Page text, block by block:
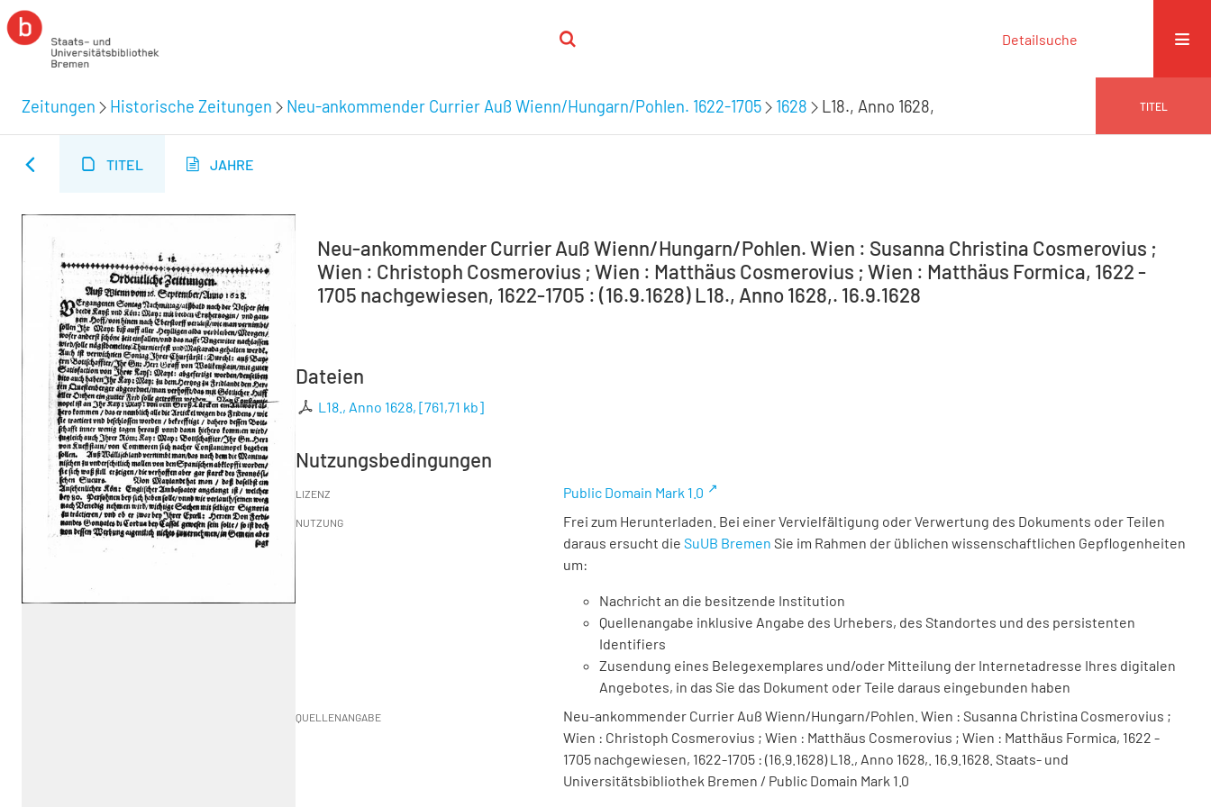
Detailsuche
Zeitungen Historische Zeitungen Neu-ankommender Currier Auß Wienn/Hungarn/Pohlen. 1622-1705 1628 L18., Anno 1628, TITEL
TITEL JAHRE
Neu-ankommender Currier Auß Wienn/Hungarn/Pohlen. Wien : Susanna Christina Cosmerovius ;
Wien : Christoph Cosmerovius ; Wien : Matthäus Cosmerovius ; Wien : Matthäus Formica, 1622 -
1705 nachgewiesen, 1622-1705 : (16.9.1628) L18., Anno 1628,. 16.9.1628
Dateien
L18., Anno 1628, [761,71 kb]
Nutzungsbedingungen
LIZENZ Public Domain Mark 1.0
NUTZUNG
Frei zum Herunterladen. Bei einer Vervielfältigung oder Verwertung des Dokuments oder Teilen
daraus ersucht die SuUB Bremen Sie im Rahmen der üblichen wissenschaftlichen Gepflogenheiten
um:
Nachricht an die besitzende Institution
Quellenangabe inklusive Angabe des Urhebers, des Standortes und des persistenten
Identifiers
Zusendung eines Belegexemplares und/oder Mitteilung der Internetadresse Ihres digitalen
Angebotes, in das Sie das Dokument oder Teile daraus eingebunden haben
QUELLENANGABE
Neu-ankommender Currier Auß Wienn/Hungarn/Pohlen. Wien : Susanna Christina Cosmerovius ;
Wien : Christoph Cosmerovius ; Wien : Matthäus Cosmerovius ; Wien : Matthäus Formica, 1622 -
1705 nachgewiesen, 1622-1705 : (16.9.1628) L18., Anno 1628,. 16.9.1628. Staats- und
Universitätsbibliothek Bremen / Public Domain Mark 1.0